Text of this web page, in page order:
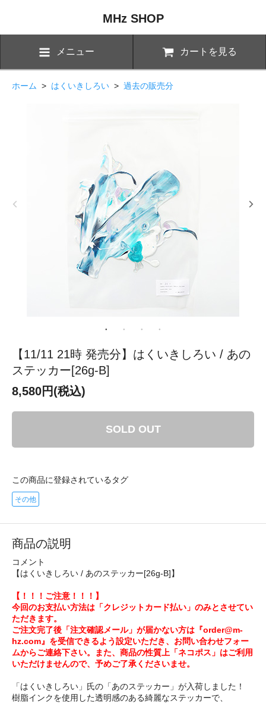
MHz SHOP
メニュー カートを見る
ホーム > はくいきしろい > 過去の販売分
【11/11 21時 発売分】はくいきしろい / あの
ステッカー[26g-B]
8,580円(税込)
SOLD OUT
この商品に登録されているタグ
その他
商品の説明
コメント
【はくいきしろい / あのステッカー[26g-B]】
【！！！ご注意！！！】
今回のお支払い方法は「クレジットカード払い」のみとさせてい
ただきます。
ご注文完了後「注文確認メール」が届かない方は『order@m-
hz.com』を受信できるよう設定いただき、お問い合わせフォー
ムからご連絡下さい。また、商品の性質上「ネコポス」はご利用
いただけませんので、予めご了承くださいませ。
「はくいきしろい」氏の「あのステッカー」が入荷しました！
樹脂インクを使用した透明感のある綺麗なステッカーで、